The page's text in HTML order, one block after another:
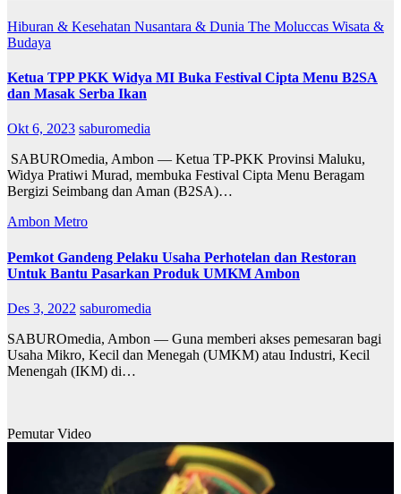
Hiburan & Kesehatan Nusantara & Dunia The Moluccas Wisata &
Budaya
Ketua TPP PKK Widya MI Buka Festival Cipta Menu B2SA
dan Masak Serba Ikan
Okt 6, 2023 saburomedia
SABUROmedia, Ambon — Ketua TP-PKK Provinsi Maluku,
Widya Pratiwi Murad, membuka Festival Cipta Menu Beragam
Bergizi Seimbang dan Aman (B2SA)…
Ambon Metro
Pemkot Gandeng Pelaku Usaha Perhotelan dan Restoran
Untuk Bantu Pasarkan Produk UMKM Ambon
Des 3, 2022 saburomedia
SABUROmedia, Ambon — Guna memberi akses pemesaran bagi
Usaha Mikro, Kecil dan Menegah (UMKM) atau Industri, Kecil
Menengah (IKM) di…
Pemutar Video